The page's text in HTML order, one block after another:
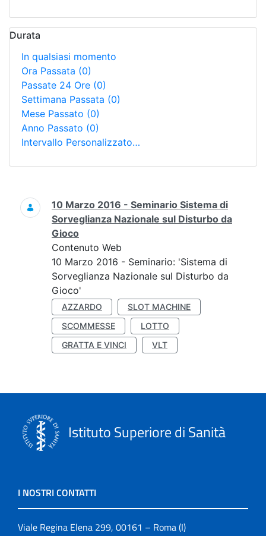
Durata
In qualsiasi momento
Ora Passata (0)
Passate 24 Ore (0)
Settimana Passata (0)
Mese Passato (0)
Anno Passato (0)
Intervallo Personalizzato…
Ricerca
10 Marzo 2016 - Seminario Sistema di
Sorveglianza Nazionale sul Disturbo da
Gioco
Contenuto Web
10 Marzo 2016 - Seminario: 'Sistema di
Sorveglianza Nazionale sul Disturbo da
Gioco'
AZZARDO
SLOT MACHINE
SCOMMESSE
LOTTO
GRATTA E VINCI
VLT
Istituto Superiore di Sanità
I NOSTRI CONTATTI
Viale Regina Elena 299, 00161 – Roma (I)